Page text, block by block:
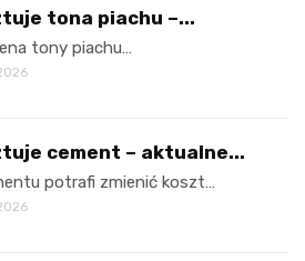
tona piachu –...
tony piachu…
cement – aktualne...
potrafi zmienić koszt…